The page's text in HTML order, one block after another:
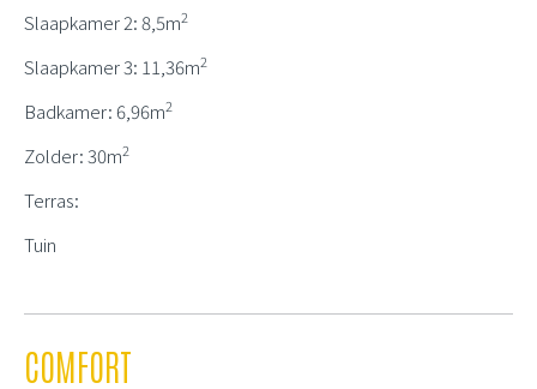
Slaapkamer 2: 8,5m2
Slaapkamer 3: 11,36m2
Badkamer: 6,96m2
Zolder: 30m2
Terras:
Tuin
COMFORT